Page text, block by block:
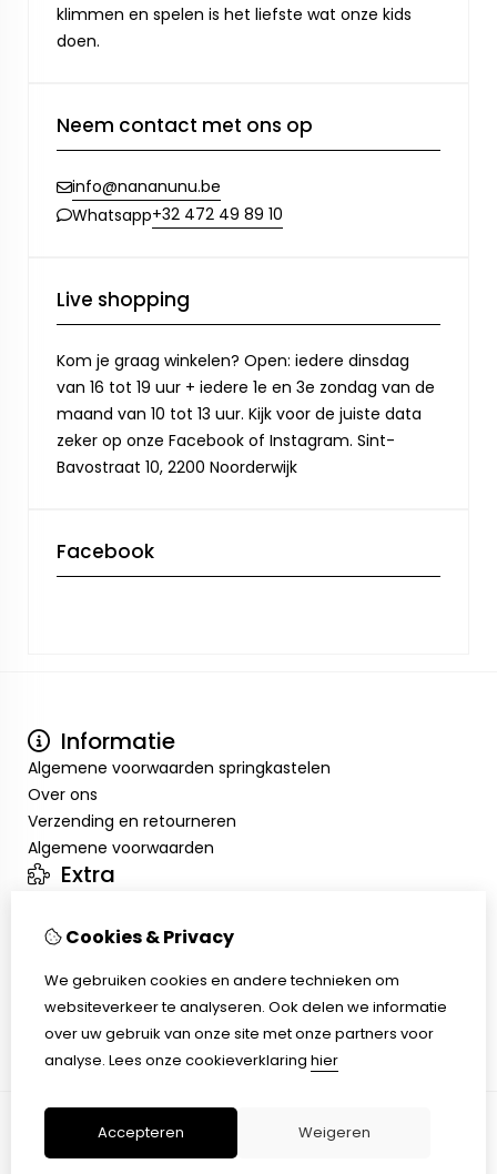
klimmen en spelen is het liefste wat onze kids
doen.
Neem contact met ons op
info@nananunu.be
Whatsapp+32 472 49 89 10
Live shopping
Kom je graag winkelen? Open: iedere dinsdag
van 16 tot 19 uur + iedere 1e en 3e zondag van de
maand van 10 tot 13 uur. Kijk voor de juiste data
zeker op onze Facebook of Instagram. Sint-
Bavostraat 10, 2200 Noorderwijk
Facebook
Informatie
Algemene voorwaarden springkastelen
Over ons
Verzending en retourneren
Algemene voorwaarden
Extra
Aanbiedingen
Mijn account
Inloggen
Bestelhistorie
Verlanglijst
Nieuwsbrief
© Copyright 2026 |TSB
Cookies & Privacy
We gebruiken cookies en andere technieken om
websiteverkeer te analyseren. Ook delen we informatie
over uw gebruik van onze site met onze partners voor
analyse. Lees onze cookieverklaring hier
Accepteren Weigeren